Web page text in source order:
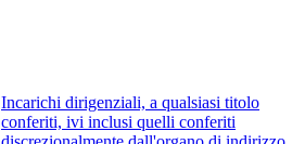
Incarichi dirigenziali, a qualsiasi titolo
conferiti, ivi inclusi quelli conferiti